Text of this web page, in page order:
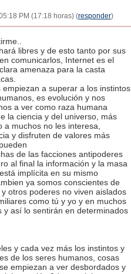
PM (17:18 horas) (responder)
libres y de esto tanto por sus
comunicarlos, Internet es el
amenaza para la casta
a superar a los instintos
es evolución y nos
a ver como raza humana
la ciencia y del universo, más
muchos no les interesa,
y disfruten de valores más
de las facciones antipoderes
al final la información y la masa
implícita en su mismo
ya somos conscientes de
otros poderes no viven aislados
como tú y yo y en muchos
y así lo sentirán en determinados
y cada vez más los instintos y
de los seres humanos, cosas
empiezan a ver desbordados y